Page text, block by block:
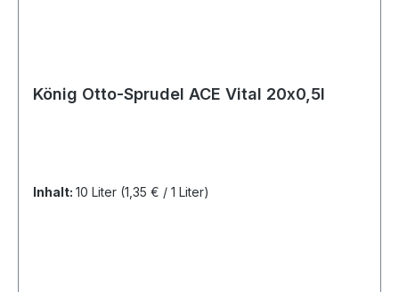
König Otto-Sprudel ACE Vital 20x0,5l
Inhalt: 10 Liter (1,35 € / 1 Liter)